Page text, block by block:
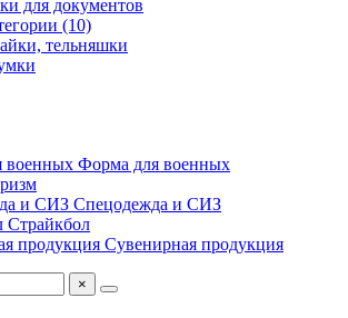
для документов
(10)
тельняшки
Форма для военных
Спецодежда и СИЗ
Страйкбол
Сувенирная продукция
×